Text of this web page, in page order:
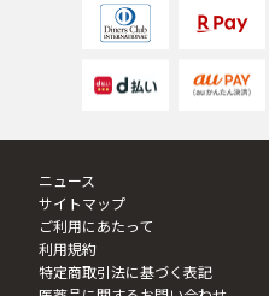
敏感・肌あれ
トライアルキット
ニュース
サイトマップ
ご利用にあたって
利用規約
特定商取引法に基づく表記